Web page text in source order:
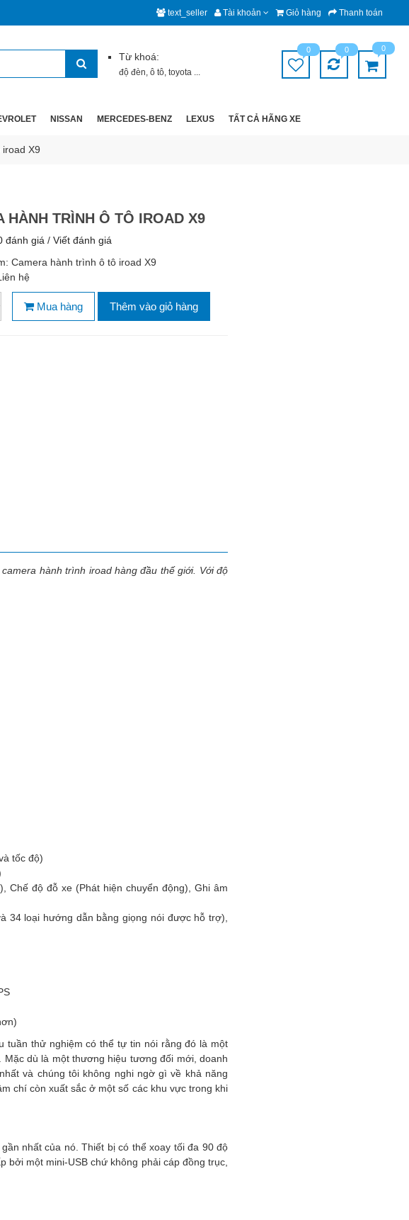
text_seller Tài khoản Giỏ hàng Thanh toán
Từ khoá:
độ đèn,ô tô,toyota ...
0 0 0
NISSAN MERCEDES-BENZ LEXUS TẤT CẢ HÃNG XE
X9
HÀNH TRÌNH Ô TÔ IROAD X9
đánh giá / Viết đánh giá
Camera hành trình ô tô iroad X9
hệ
Mua hàng Thêm vào giỏ hàng
hành trình iroad hàng đầu thế giới. Với độ
tốc độ)
Chế độ đỗ xe (Phát hiện chuyển động), Ghi âm
34 loại hướng dẫn bằng giọng nói được hỗ trợ),
tuần thử nghiệm có thể tự tin nói rằng đó là một
dù là một thương hiệu tương đối mới, doanh
và chúng tôi không nghi ngờ gì về khả năng
chí còn xuất sắc ở một số các khu vực trong khi
nhất của nó. Thiết bị có thể xoay tối đa 90 độ
một mini-USB chứ không phải cáp đồng trục,